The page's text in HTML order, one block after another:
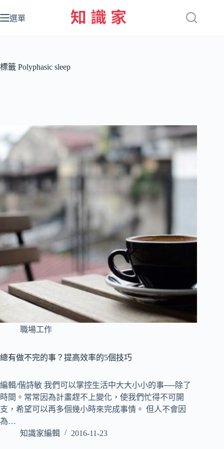
至
容
選單
標籤 Polyphasic sleep
職場工作
總有做不完的事？提高效率的5個技巧
編輯/偕詩敏 我們可以掌控生活中大大小小的事──除了
時間。常常因為計畫趕不上變化，使我們忙得不可開
支，希望可以再多個幾小時來完成事情。 但人不會因
為…
知識家編輯
2016-11-23